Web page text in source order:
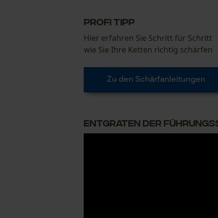
Profi Tipp
Hier erfahren Sie Schritt für Schritt
wie Sie Ihre Ketten richtig schärfen
Zu den Schärfanleitungen
Entgraten der